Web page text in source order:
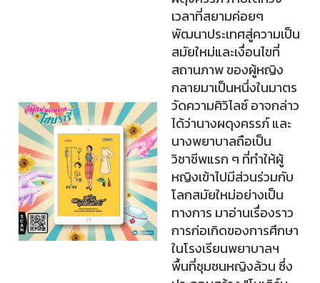
เวลาที่สยามค่อยๆ
พัฒนาประเทศสู่ความเป็น
สมัยใหม่และเงื่อนไขที่
สถานภาพ ของผู้หญิง
กลายมาเป็นหนึ่งในมาตร
วัดความศิวิไลซ์ อาจกล่าว
ได้ว่านางผดุงครรภ์ และ
นางพยาบาลถือเป็น
วิชาชีพแรก ๆ ที่ทำให้ผู้
หญิงเข้าไปมีส่วนร่วมกับ
โลกสมัยใหม่อย่างเป็น
ทางการ มาอ่านเรื่องราว
การก่อเกิดของการศึกษา
ในโรงเรียนพยาบาลฯ
พื้นที่ชุมชนหญิงล้วน ซึ่ง